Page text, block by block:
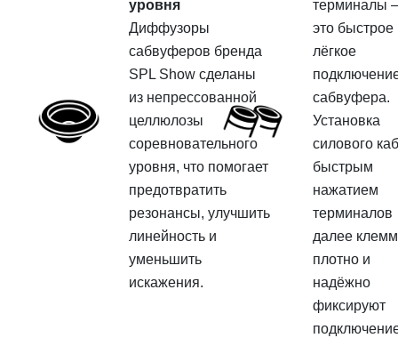
уровня
Диффузоры
сабвуферов бренда
SPL Show сделаны
из непрессованной
целлюлозы
соревновательного
уровня, что помогает
предотвратить
резонансы, улучшить
линейность и
уменьшить
искажения.
терминалы
это быстрое
лёгкое
сабвуфера.
Установка
силового
быстрым
нажатием
терминалов
далее
плотно и
надёжно
фиксируют